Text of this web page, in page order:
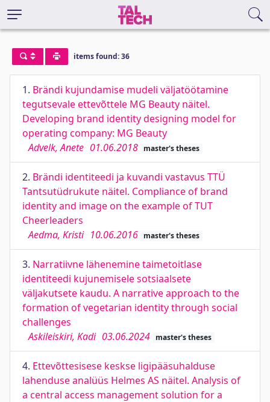
items found: 36
1. Brändi kujundamise mudeli väljatöötamine
tegutsevale ettevõttele MG Beauty näitel.
Developing brand identity designing model for
operating company: MG Beauty
Advelk, Anete 01.06.2018 master's theses
2. Brändi identiteedi ja kuvandi vastavus TTÜ
Tantsutüdrukute näitel. Compliance of brand
identity and image on the example of TUT
Cheerleaders
Aedma, Kristi 10.06.2016 master's theses
3. Narratiivne lähenemine taimetoitlase
identiteedi kujunemisele sotsiaalsete
väljakutsete kaudu. A narrative approach to the
formation of vegetarian identity through social
challenges
Askileiskiri, Kadi 03.06.2024 master's theses
4. Ettevõttesisese keskse ligipääsuhalduse
lahenduse analüüs Helmes AS näitel. Analysis of
a central access management solution for a